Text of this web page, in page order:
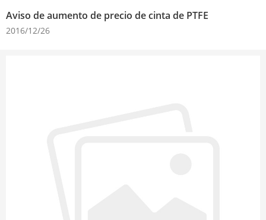
Aviso de aumento de precio de cinta de PTFE
2016/12/26